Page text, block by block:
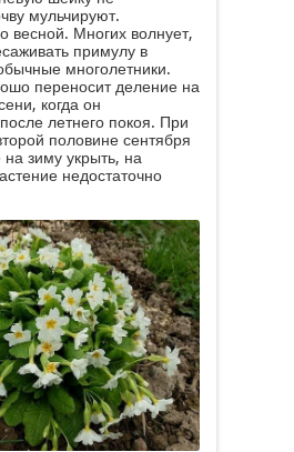
мульчируют.
весной. Многих волнует,
примулу в
многолетники.
переносит деление на
когда он
летнего покоя. При
половине сентября
зиму укрыть, на
недостаточно